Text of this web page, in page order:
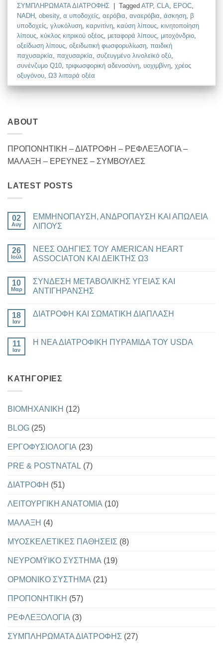
ΣΥΜΠΛΗΡΩΜΑΤΑ ΔΙΑΤΡΟΦΗΣ
TaggedATP,CLA, EPOC,
NADH ,obesity,α υποδοχείς,αερόβια,αναερόβια,άσκηση, β
υποδοχείς,γλυκόλυση, καρνιτίνη, καύση λίπους, κινητοποίηση
λίπους, κύκλος κιτρικού οξέος, μεταφορά λίπους, μιτοχόνδριο,
οξείδωση λίπους,οξειδωτική φωσφορυλίωση,παιδική
παχυσαρκία,παχυσαρκία,συζευγμένο λινολεϊκό οξύ,
συνένζυμο Q10,τριφωσφορική αδενοσύνη,υοχιμβίνη,χρέος
οξυγόνου,Ω3 λιπαρά οξέα
ABOUT
ΠΡΟΠΟΝΗΤΙΚΗ – ΔΙΑΤΡΟΦΗ – ΡΕΦΛΕΞΛΟΓΙΑ –
ΜΑΛΑΞΗ – ΕΡΕΥΝΕΣ – ΣΥΜΒΟΥΛΕΣ
LATEST POSTS
02
Αυγ
ΕΜΜΗΝΟΠΑΥΣΗ, ΑΝΔΡΟΠΑΥΣΗ ΚΑΙ ΑΠΩΛΕΙΑ
ΛΙΠΟΥΣ
σχόλια
στο
ΕΜΜΗΝΟΠΑΥΣΗ,
ΑΠΩΛΕΙΑ
ΛΙΠΟΥΣ
26
Ιούλ
ΝΕΕΣ ΟΔΗΓΙΕΣ ΤΟΥ AMERICAN HEART
ASSOCIATON ΚΑΙ ΔΕΙΚΤΗΣ Ω3
σχόλια
στο
ΝΕΕΣ
AMERICAN
ΔΕΙΚΤΗΣ
Ω3
10
Μαρ
ΣΥΝΔΕΣΗ ΜΕΤΑΒΟΛΙΚΗΣ ΥΓΕΙΑΣ ΚΑΙ
ΑΝΤΙΓΗΡΑΝΣΗΣ
σχόλια
ΥΓΕΙΑΣ
ΚΑΙ
18
Ιαν
ΔΙΑΤΡΟΦΗ ΚΑΙ ΣΩΜΑΤΙΚΗ ΔΙΑΠΛΑΣΗ
στο
11
Ιαν
Η ΝΕΑ ΔΙΑΤΡΟΦΙΚΗ ΠΥΡΑΜΙΔΑ ΤΟΥ USDA
Η
USDA
KΑΤΗΓΟΡΊΕΣ
BIOMHXANIKH (12)
BLOG (25)
EΡΓΟΦΥΣΙΟΛΟΓΙΑ (23)
PRE & POSTNATAL (7)
ΔΙΑΤΡΟΦΗ (51)
ΛΕΙΤΟΥΡΓΙΚΗ ΑΝΑΤΟΜΙΑ (10)
ΜΑΛΑΞΗ (4)
ΜΥΟΣΚΕΛΕΤΙΚΕΣ ΠΑΘΗΣΕΙΣ (8)
ΝΕΥΡΟΜΫΙΚΟ ΣΥΣΤΗΜΑ (19)
ΟΡΜΟΝΙΚΟ ΣΥΣΤΗΜΑ (21)
ΠΡΟΠΟΝΗΤΙΚΗ (57)
ΡΕΦΛΕΞΟΛΟΓΙΑ (3)
ΣΥΜΠΛΗΡΩΜΑΤΑ ΔΙΑΤΡΟΦΗΣ (27)